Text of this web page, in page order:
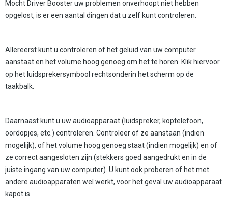
Mocht Driver Booster uw problemen onverhoopt niet hebben
opgelost, is er een aantal dingen dat u zelf kunt controleren.
Allereerst kunt u controleren of het geluid van uw computer
aanstaat en het volume hoog genoeg om het te horen. Klik hiervoor
op het luidsprekersymbool rechtsonderin het scherm op de
taakbalk.
Daarnaast kunt u uw audioapparaat (luidspreker, koptelefoon,
oordopjes, etc.) controleren. Controleer of ze aanstaan (indien
mogelijk), of het volume hoog genoeg staat (indien mogelijk) en of
ze correct aangesloten zijn (stekkers goed aangedrukt en in de
juiste ingang van uw computer). U kunt ook proberen of het met
andere audioapparaten wel werkt, voor het geval uw audioapparaat
kapot is.